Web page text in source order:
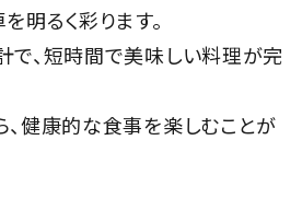
明るく彩ります。
で、短時間で美味しい料理が完
健康的な食事を楽しむことが